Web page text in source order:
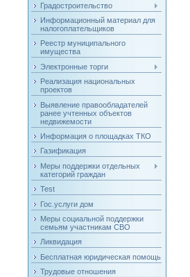
Градостроительство
Информационный материал для
налогоплательщиков
Реестр муниципального
имущества
Электронные торги
Реализация национальных
проектов
Выявление правообладателей
ранее учтенных объектов
недвижемости
Информация о площадках ТКО
Газификация
Меры поддержки отдельных
категорий граждан
Test
Гос.услуги дом
Меры социальной поддержки
семьям участникам СВО
Ликвидация
Бесплатная юридическая помощь
Трудовые отношения